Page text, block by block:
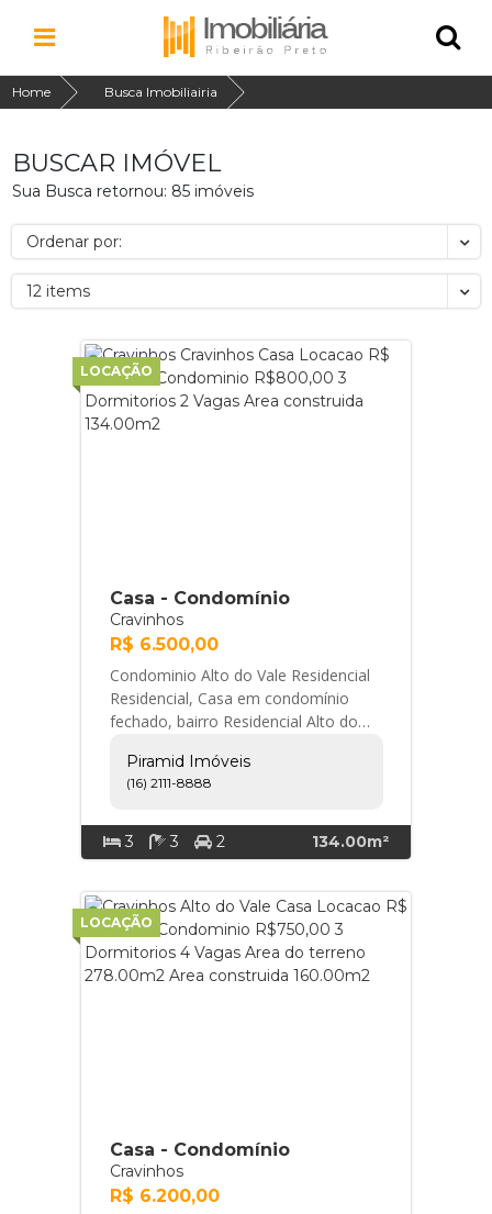
Home Busca Imobiliairia
BUSCAR IMÓVEL
Sua Busca retornou: 85 imóveis
Ordenar por:
12 items
LOCAÇÃO
Casa - Condomínio
Cravinhos
R$ 6.500,00
Condominio Alto do Vale Residencial
Residencial, Casa em condomínio
fechado, bairro Residencial Alto do
com arm... Piramid Imóveis
Piramid Imóveis
(16) 2111-8888
3 3 2 134.00m²
LOCAÇÃO
Casa - Condomínio
Cravinhos
R$ 6.200,00